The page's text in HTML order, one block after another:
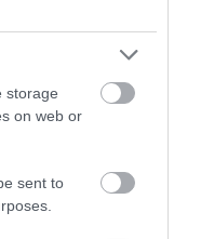
storage
on web or
sent to